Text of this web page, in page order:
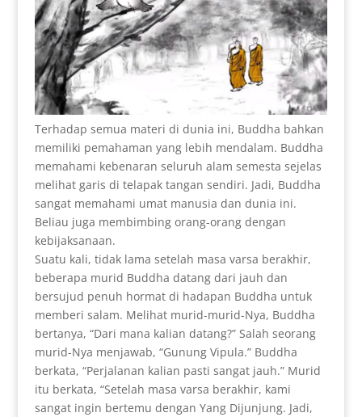
Terhadap semua materi di dunia ini, Buddha bahkan
memiliki pemahaman yang lebih mendalam. Buddha
memahami kebenaran seluruh alam semesta sejelas
melihat garis di telapak tangan sendiri. Jadi, Buddha
sangat memahami umat manusia dan dunia ini.
Beliau juga membimbing orang-orang dengan
kebijaksanaan.
Suatu kali, tidak lama setelah masa varsa berakhir,
beberapa murid Buddha datang dari jauh dan
bersujud penuh hormat di hadapan Buddha untuk
memberi salam. Melihat murid-murid-Nya, Buddha
bertanya, “Dari mana kalian datang?” Salah seorang
murid-Nya menjawab, “Gunung Vipula.” Buddha
berkata, “Perjalanan kalian pasti sangat jauh.” Murid
itu berkata, “Setelah masa varsa berakhir, kami
sangat ingin bertemu dengan Yang Dijunjung. Jadi,